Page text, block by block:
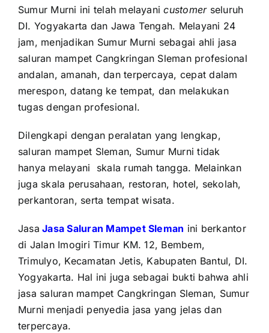
Sumur Murni ini telah melayanicustomerseluruh
DI. Yogyakarta dan Jawa Tengah. Melayani 24
jam, menjadikan Sumur Murni sebagai ahli jasa
saluran mampet Cangkringan Sleman profesional
andalan, amanah, dan terpercaya, cepat dalam
merespon, datang ke tempat, dan melakukan
tugas dengan profesional.
Dilengkapi dengan peralatan yang lengkap,
saluran mampet Sleman, Sumur Murni tidak
hanya melayani
skala rumah tangga. Melainkan
juga skala perusahaan, restoran, hotel, sekolah,
perkantoran, serta tempat wisata.
Jasa Jasa Saluran Mampet Sleman ini berkantor
di Jalan Imogiri Timur KM. 12, Bembem,
Trimulyo, Kecamatan Jetis, Kabupaten Bantul, DI.
Yogyakarta. Hal ini juga sebagai bukti bahwa ahli
jasa saluran mampet Cangkringan Sleman, Sumur
Murni menjadi penyedia jasa yang jelas dan
terpercaya.